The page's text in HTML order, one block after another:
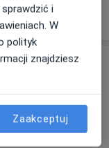
i
W
polityk
znajdziesz
Zaakceptuj